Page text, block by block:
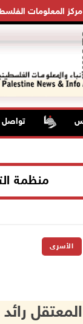
مركز المعلومات
تواصل
منظمة
الأسرى
المعتقل